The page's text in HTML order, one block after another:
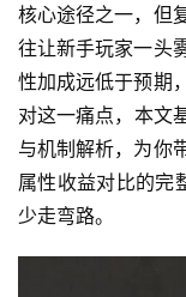
核心途径之一，但
往让新手玩家一头
性加成远低于预期
对这一痛点，本文
与机制解析，为你
属性收益对比的完
少走弯路。